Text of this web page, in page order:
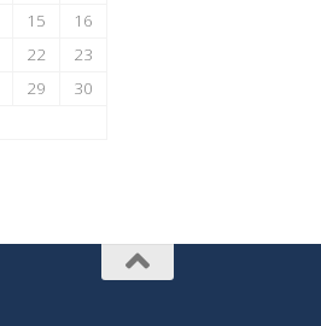
15
16
22
23
29
30